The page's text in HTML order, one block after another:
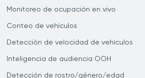
Monitoreo de ocupación en vivo
Conteo de vehículos
Detección de velocidad de vehículos
Inteligencia de audiencia OOH
Detección de rostro/género/edad